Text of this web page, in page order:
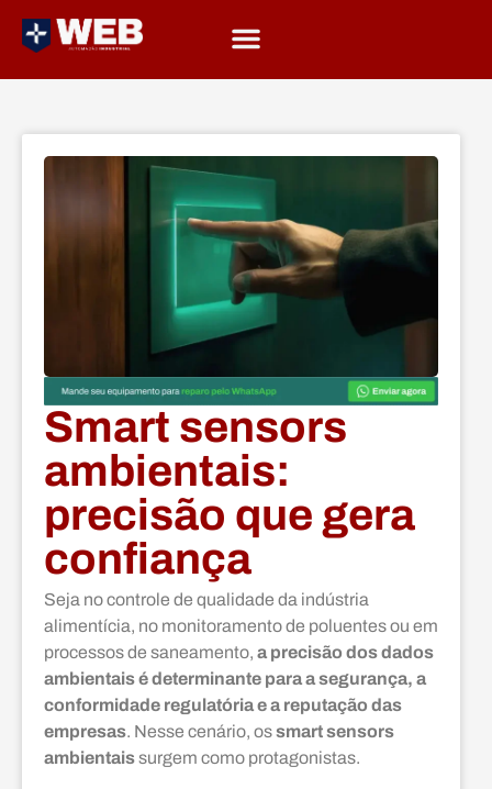
Smart sensors
ambientais:
precisão que gera
confiança
Seja no controle de qualidade da indústria
alimentícia, no monitoramento de poluentes ou em
processos de saneamento, a precisão dos dados
ambientais é determinante para a segurança, a
conformidade regulatória e a reputação das
empresas. Nesse cenário, ossmart sensors
ambientaissurgem como protagonistas.